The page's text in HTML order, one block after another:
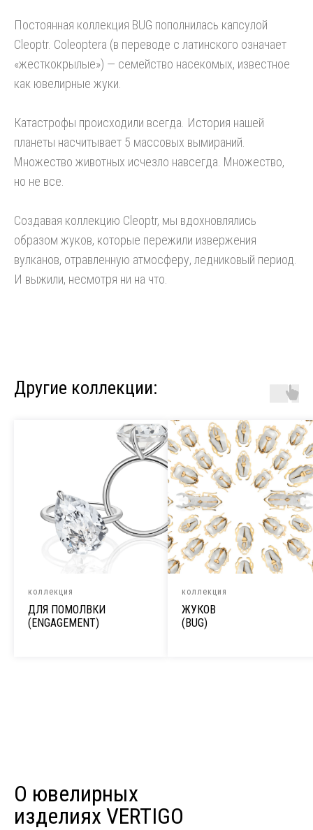
Постоянная коллекция BUG пополнилась капсулой
Cleoptr. Coleoptera (в переводе с латинского означает
«жесткокрылые») — семейство насекомых, известное
как ювелирные жуки.
Катастрофы происходили всегда. История нашей
планеты насчитывает 5 массовых вымираний.
Множество животных исчезло навсегда. Множество,
но не все.
Создавая коллекцию Cleoptr, мы вдохновлялись
образом жуков, которые пережили извержения
вулканов, отравленную атмосферу, ледниковый период.
И выжили, несмотря ни на что.
Другие коллекции:
коллекция
ДЛЯ ПОМОЛВКИ
(ENGAGEMENT)
коллекция
ЖУКОВ
(BUG)
О ювелирных
изделиях VERTIGO